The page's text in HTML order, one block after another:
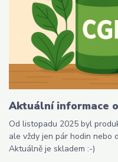
Aktuální informace
Od listopadu 2025 byl
ale vždy jen pár hodin nebo
Aktuálně je skladem :-)